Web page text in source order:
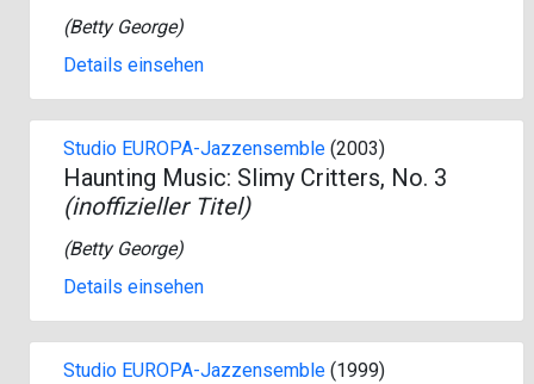
(Betty George)
Details einsehen
Studio EUROPA-Jazzensemble (2003)
Haunting Music: Slimy Critters, No. 3
(inoffizieller Titel)
(Betty George)
Details einsehen
Studio EUROPA-Jazzensemble (1999)